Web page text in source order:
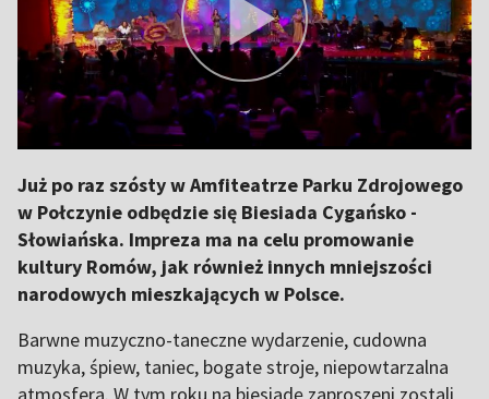
Już po raz szósty w Amfiteatrze Parku Zdrojowego
w Połczynie odbędzie się Biesiada Cygańsko -
Słowiańska. Impreza ma na celu promowanie
kultury Romów, jak również innych mniejszości
narodowych mieszkających w Polsce.
Barwne muzyczno-taneczne wydarzenie, cudowna
muzyka, śpiew, taniec, bogate stroje, niepowtarzalna